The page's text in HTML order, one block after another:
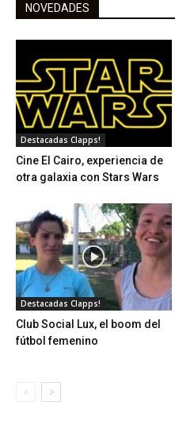
NOVEDADES
Destacadas Clapps!
Cine El Cairo, experiencia de
otra galaxia con Stars Wars
Destacadas Clapps!
Club Social Lux, el boom del
fútbol femenino